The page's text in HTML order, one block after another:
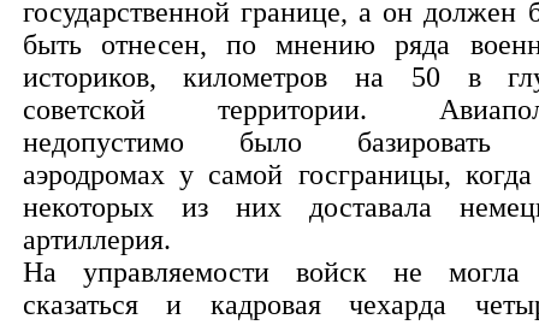
государственной границе, а он должен
быть отнесен, по мнению ряда
историков, километров на 50 в
советской территории.
недопустимо было базировать
аэродромах у самой госграницы,
некоторых из них доставала
артиллерия.
На управляемости войск не могла
сказаться и кадровая чехарда